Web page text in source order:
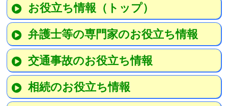
お役立ち情報（トップ）
弁護士等の専門家のお役立ち情報
交通事故のお役立ち情報
相続のお役立ち情報